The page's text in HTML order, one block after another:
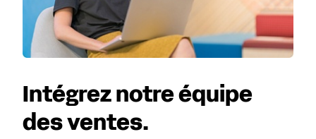
Intégrez notre équipe
des ventes.